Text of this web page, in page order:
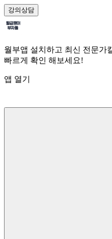
강의상담
월부앱 설치하고 최신 전문가
빠르게 확인 해보세요!
앱 열기